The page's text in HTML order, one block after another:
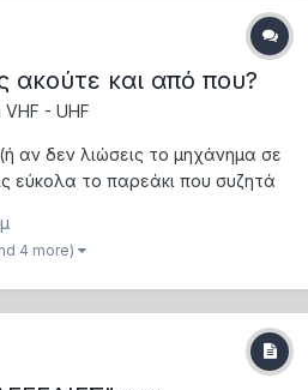
ακούτε και από που?
VHF - UHF
αν δεν λιώσεις το μηχάνημα σε
εύκολα το παρεάκι που συζητά
(τοπικά κυκλώματα -
κτλ) και από ποια περιοχή
4 more)